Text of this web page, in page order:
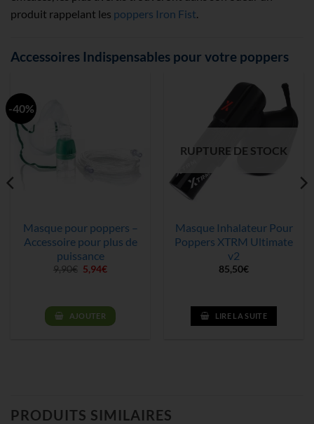
produit rappelant les poppers Iron Fist.
Accessoires Indispensables pour votre poppers
-40%
Masque pour poppers –
Accessoire pour plus de
puissance
9,90€ Le
prix
9,90€.
5,94€Le
5,94€.
AJOUTER
RUPTURE DE STOCK
Masque Inhalateur Pour
Poppers XTRM Ultimate
v2
85,50€
LIRE LA SUITE
PRODUITS SIMILAIRES